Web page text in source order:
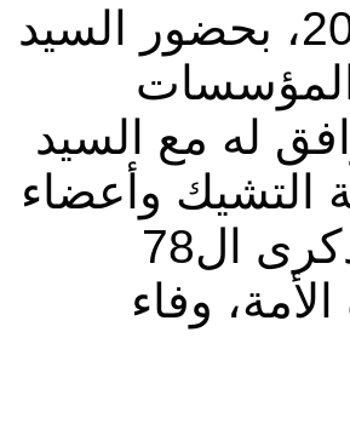
أحيت سفارة الجزائر ببراغ، يوم 08 ماي 2023، بحضور السيد
له مع السيد
التشيك وأعضاء
السفارة، "اليوم الوطني للذاكرة" المخلد للذكرى ال78